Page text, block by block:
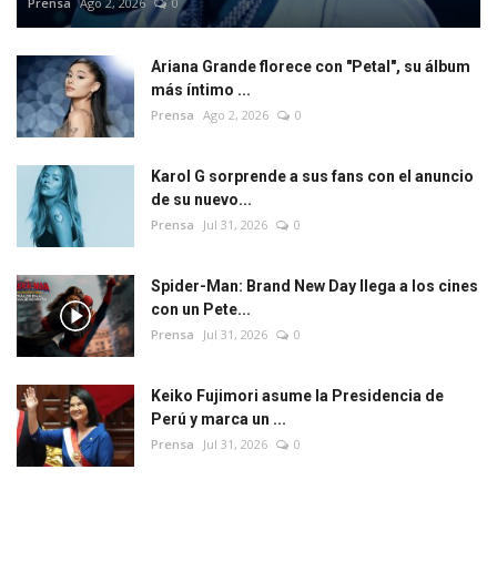
Ariana Grande florece con "Petal", su álbum
más íntimo ...
Prensa Ago 2, 2026 0
Karol G sorprende a sus fans con el anuncio
de su nuevo...
Prensa Jul 31, 2026 0
Spider-Man: Brand New Day llega a los cines
con un Pete...
Prensa Jul 31, 2026 0
Keiko Fujimori asume la Presidencia de
Perú y marca un ...
Prensa Jul 31, 2026 0